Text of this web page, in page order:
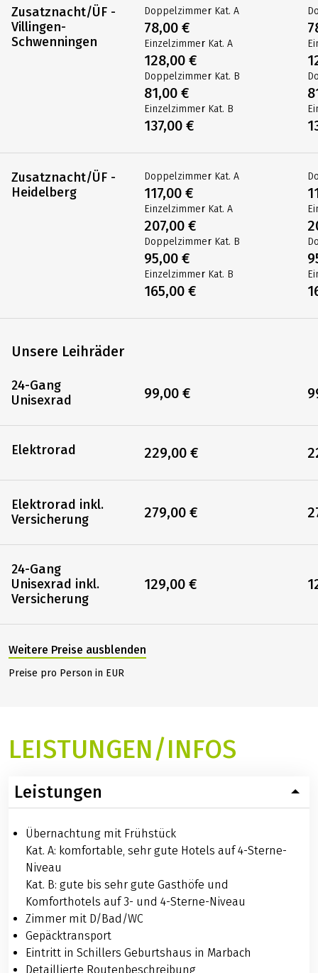
Zusatznacht/ÜF -
Villingen-
Schwenningen
Zusatznacht/ÜF -
Heidelberg
Unsere Leihräder
24-Gang
Unisexrad
Elektrorad
Elektrorad inkl.
Versicherung
24-Gang
Unisexrad inkl.
Versicherung
Doppelzimmer Kat. A
78,00 €
Einzelzimmer Kat. A
128,00 €
Doppelzimmer Kat. B
81,00 €
Einzelzimmer Kat. B
137,00 €
Doppelzimmer Kat. A
117,00 €
Einzelzimmer Kat. A
207,00 €
Doppelzimmer Kat. B
95,00 €
Einzelzimmer Kat. B
165,00 €
99,00 €
229,00 €
279,00 €
129,00 €
Weitere Preise ausblenden
Preise pro Person in EUR
LEISTUNGEN/INFOS
Leistungen
Übernachtung mit Frühstück
Kat. A: komfortable, sehr gute Hotels auf 4-Sterne-
Niveau
Kat. B: gute bis sehr gute Gasthöfe und
Komforthotels auf 3- und 4-Sterne-Niveau
Zimmer mit D/Bad/WC
Gepäcktransport
Eintritt in Schillers Geburtshaus in Marbach
Detaillierte Routenbeschreibung